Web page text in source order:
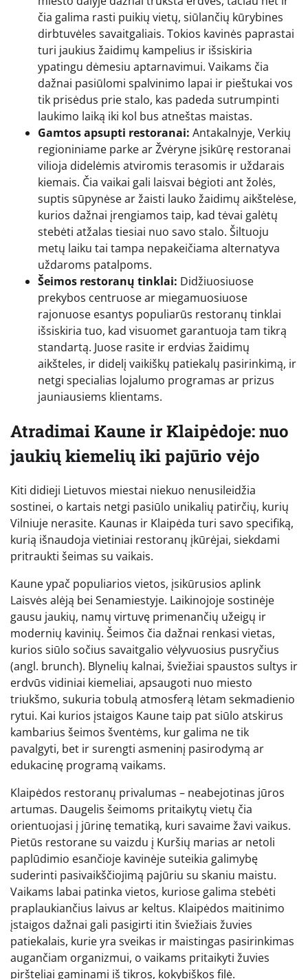
čia galima rasti puikių vietų, siūlančių kūrybines
dirbtuvėles savaitgaliais. Tokios kavinės paprastai
turi jaukius žaidimų kampelius ir išsiskiria
ypatingu dėmesiu aptarnavimui. Vaikams čia
dažnai pasiūlomi spalvinimo lapai ir pieštukai vos
tik prisėdus prie stalo, kas padeda sutrumpinti
laukimo laiką iki kol bus atneštas maistas.
Gamtos apsupti restoranai: Antakalnyje, Verkių
regioniniame parke ar Žvėryne įsikūrę restoranai
vilioja didelėmis atviromis terasomis ir uždarais
kiemais. Čia vaikai gali laisvai bėgioti ant žolės,
suptis sūpynėse ar žaisti lauko žaidimų aikštelėse,
kurios dažnai įrengiamos taip, kad tėvai galėtų
stebėti atžalas tiesiai nuo savo stalo. Šiltuoju
metų laiku tai tampa nepakeičiama alternatyva
uždaroms patalpoms.
Šeimos restoranų tinklai: Didžiuosiuose
prekybos centruose ar miegamuosiuose
rajonuose esantys populiarūs restoranų tinklai
išsiskiria tuo, kad visuomet garantuoja tam tikrą
standartą. Juose rasite ir erdvias žaidimų
aikšteles, ir didelį vaikiškų patiekalų pasirinkimą, ir
netgi specialias lojalumo programas ar prizus
jauniausiems klientams.
Atradimai Kaune ir Klaipėdoje: nuo
jaukių kiemelių iki pajūrio vėjo
Kiti didieji Lietuvos miestai niekuo nenusileidžia
sostinei, o kartais netgi pasiūlo unikalių patirčių, kurių
Vilniuje nerasite. Kaunas ir Klaipėda turi savo specifiką,
kurią išnaudoja vietiniai restoranų įkūrėjai, siekdami
pritraukti šeimas su vaikais.
Kaune ypač populiarios vietos, įsikūrusios aplink
Laisvės alėją bei Senamiestyje. Laikinojoje sostinėje
gausu jaukių, namų virtuvę primenančių užeigų ir
modernių kavinių. Šeimos čia dažnai renkasi vietas,
kurios siūlo sočius savaitgalio vėlyvuosius pusryčius
(angl. brunch). Blynelių kalnai, šviežiai spaustos sultys ir
erdvūs vidiniai kiemeliai, apsaugoti nuo miesto
triukšmo, sukuria tobulą atmosferą lėtam sekmadienio
rytui. Kai kurios įstaigos Kaune taip pat siūlo atskirus
kambarius šeimos šventėms, kur galima ne tik
pavalgyti, bet ir surengti asmeninį pasirodymą ar
edukacinę programą vaikams.
Klaipėdos restoranų privalumas – neabejotinas jūros
artumas. Daugelis šeimoms pritaikytų vietų čia
orientuojasi į jūrinę tematiką, kuri savaime žavi vaikus.
Pietūs restorane su vaizdu į Kuršių marias ar netoli
paplūdimio esančioje kavinėje suteikia galimybę
suderinti pasivaikščiojimą pajūriu su skaniu maistu.
Vaikams labai patinka vietos, kuriose galima stebėti
praplaukiančius laivus ar keltus. Klaipėdos maitinimo
įstaigos dažnai gali pasigirti itin šviežiais žuvies
patiekalais, kurie yra sveikas ir maistingas pasirinkimas
augančiam organizmui, o vaikams pritaikyti žuvies
piršteliai gaminami iš tikros, kokybiškos filė.